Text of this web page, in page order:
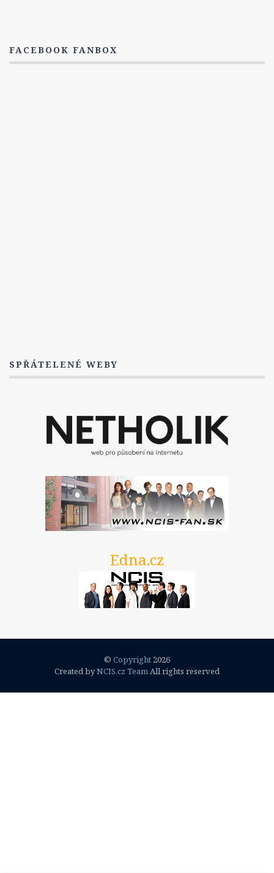
FACEBOOK FANBOX
SPŘÁTELENÉ WEBY
Edna.cz
© Copyright 2026
Created byNCIS.cz TeamAll rights reserved